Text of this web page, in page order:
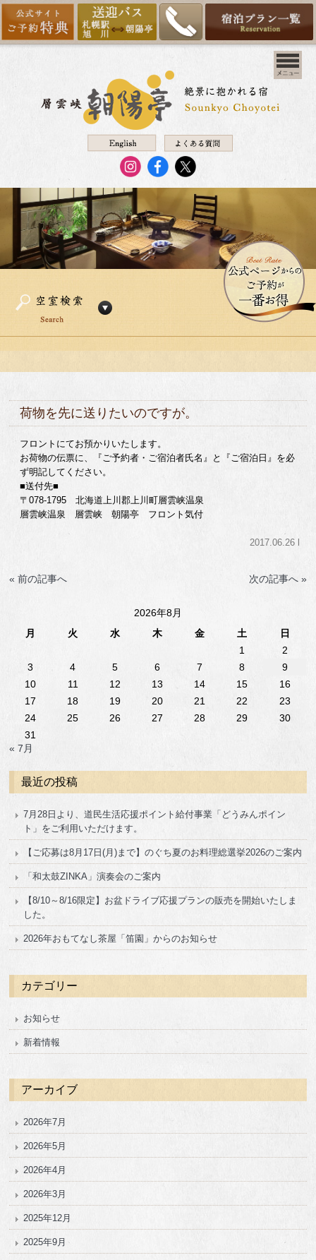
荷物を先に送りたいのですが。
フロントにてお預かりいたします。
お荷物の伝票に、『ご予約者・ご宿泊者氏名』と『ご宿泊日』を必
ず明記してください。
■送付先■
〒078-1795 北海道上川郡上川町層雲峡温泉
層雲峡温泉 層雲峡 朝陽亭 フロント気付
2017.06.26 l
« 前の記事へ 次の記事へ »
2026年8月
月
火 水 木 金 土
日
1
2
3
4 5 6 7 8
9
10
11 12 13 14 15
16
17
18 19 20 21 22
23
24
25 26 27 28 29
30
31
« 7月
最近の投稿
7月28日より、道民生活応援ポイント給付事業「どうみんポイン
ト」をご利用いただけます。
【ご応募は8月17日(月)まで】のぐち夏のお料理総選挙2026のご案内
「和太鼓ZINKA」演奏会のご案内
【8/10～8/16限定】お盆ドライブ応援プランの販売を開始いたしま
した。
2026年おもてなし茶屋「笛園」からのお知らせ
カテゴリー
お知らせ
新着情報
アーカイブ
2026年7月
2026年5月
2026年4月
2026年3月
2025年12月
2025年9月